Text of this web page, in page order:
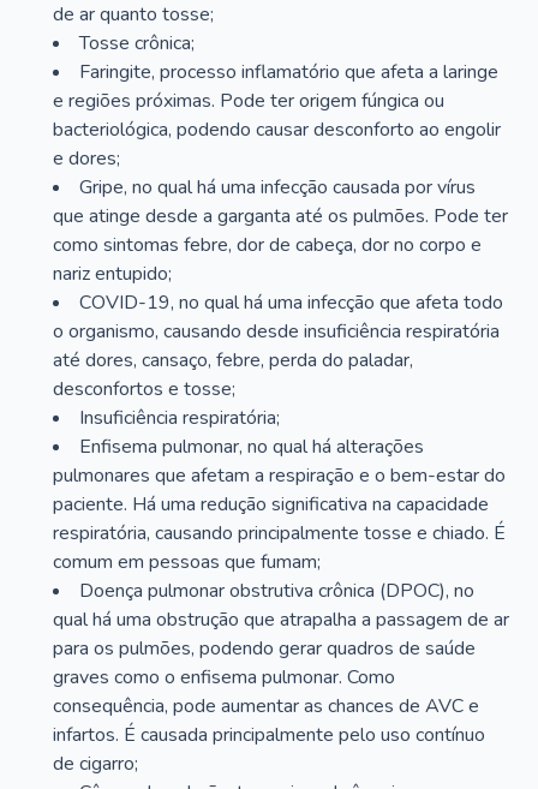
de ar quanto tosse;
Tosse crônica;
Faringite, processo inflamatório que afeta a laringe
e regiões próximas. Pode ter origem fúngica ou
bacteriológica, podendo causar desconforto ao engolir
e dores;
Gripe, no qual há uma infecção causada por vírus
que atinge desde a garganta até os pulmões. Pode ter
como sintomas febre, dor de cabeça, dor no corpo e
nariz entupido;
COVID-19, no qual há uma infecção que afeta todo
o organismo, causando desde insuficiência respiratória
até dores, cansaço, febre, perda do paladar,
desconfortos e tosse;
Insuficiência respiratória;
Enfisema pulmonar, no qual há alterações
pulmonares que afetam a respiração e o bem-estar do
paciente. Há uma redução significativa na capacidade
respiratória, causando principalmente tosse e chiado. É
comum em pessoas que fumam;
Doença pulmonar obstrutiva crônica (DPOC), no
qual há uma obstrução que atrapalha a passagem de ar
para os pulmões, podendo gerar quadros de saúde
graves como o enfisema pulmonar. Como
consequência, pode aumentar as chances de AVC e
infartos. É causada principalmente pelo uso contínuo
de cigarro;